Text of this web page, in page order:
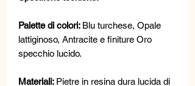
Palette di colori: Blu turchese, Opale
lattiginoso, Antracite e finiture Oro
specchio lucido.
Materiali: Pietre in resina dura lucida di